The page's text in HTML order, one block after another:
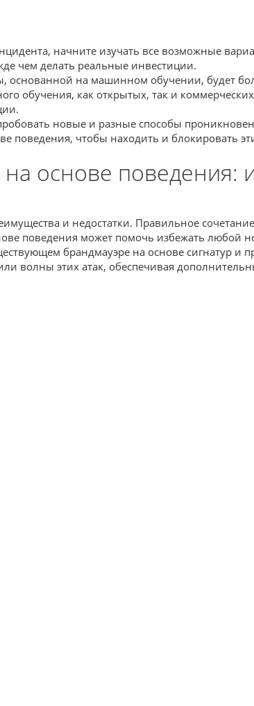
начните изучать все возможные
чем делать реальные инвестиции.
основанной на машинном обучении, будет
обучения, как открытых, так и
новые и разные способы
поведения, чтобы находить и блокировать
основе поведения:
и недостатки. Правильное
поведения может помочь избежать любой
брандмауэре на основе сигнатур и
этих атак, обеспечивая